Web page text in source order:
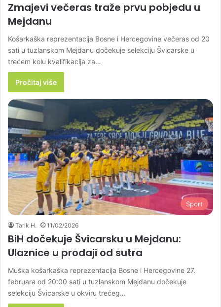
Zmajevi večeras traže prvu pobjedu u
Mejdanu
Košarkaška reprezentacija Bosne i Hercegovine večeras od 20
sati u tuzlanskom Mejdanu dočekuje selekciju Švicarske u
trećem kolu kvalifikacija za…
Pročitaj više
Sport
Tarik H. 11/02/2026
BiH dočekuje Švicarsku u Mejdanu:
Ulaznice u prodaji od sutra
Muška košarkaška reprezentacija Bosne i Hercegovine 27.
februara od 20:00 sati u tuzlanskom Mejdanu dočekuje
selekciju Švicarske u okviru trećeg…